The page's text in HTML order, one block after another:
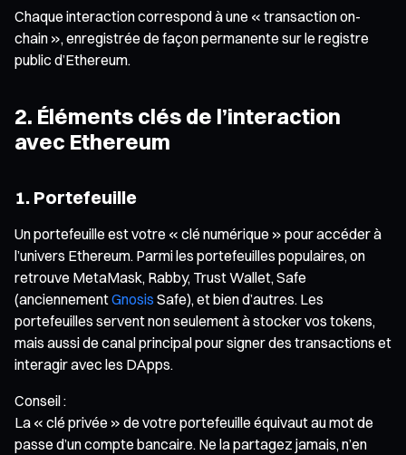
Chaque interaction correspond à une « transaction on-
chain », enregistrée de façon permanente sur le registre
public d’Ethereum.
2. Éléments clés de l’interaction
avec Ethereum
1. Portefeuille
Un portefeuille est votre « clé numérique » pour accéder à
l’univers Ethereum. Parmi les portefeuilles populaires, on
retrouve MetaMask, Rabby, Trust Wallet, Safe
(anciennementGnosis Safe), et bien d’autres. Les
portefeuilles servent non seulement à stocker vos tokens,
mais aussi de canal principal pour signer des transactions et
interagir avec les DApps.
Conseil :
La « clé privée » de votre portefeuille équivaut au mot de
passe d’un compte bancaire. Ne la partagez jamais, n’en